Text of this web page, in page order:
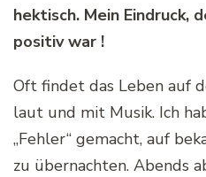
hektisch. Mein Eindruck,
positiv war !
Oft findet das Leben auf
laut und mit Musik. Ich
„Fehler“ gemacht, auf
zu übernachten. Abends